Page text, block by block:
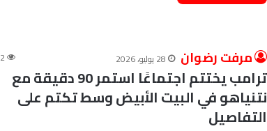
مرفت رضوان 28 يوليو، 2026 2
ترامب يختتم اجتماعًا استمر 90 دقيقة مع
نتنياهو في البيت الأبيض وسط تكتم على
التفاصيل